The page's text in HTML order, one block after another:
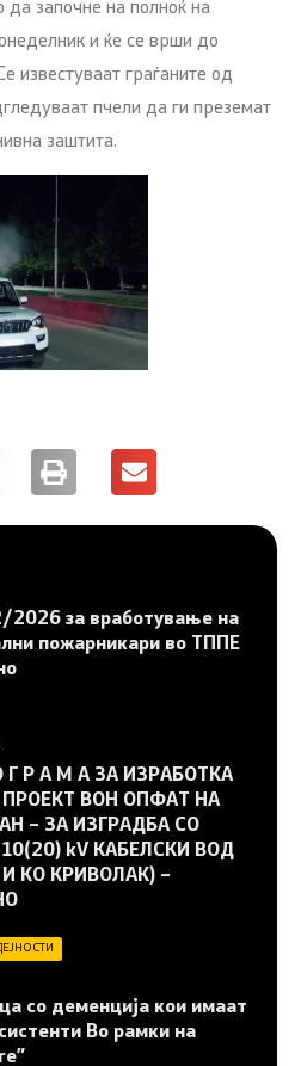
започне на полноќ на
и ќе се врши до
известуваат граѓаните од
пчели да ги преземат
заштита.
за вработување на
пожарникари во ТППЕ
Г Р А М А ЗА ИЗРАБОТКА
ВОН ОПФАТ НА
– ЗА ИЗГРАДБА СО
kV КАБЕЛСКИ ВОД
КО КРИВОЛАК) –
со деменција кои имаат
Во рамки на